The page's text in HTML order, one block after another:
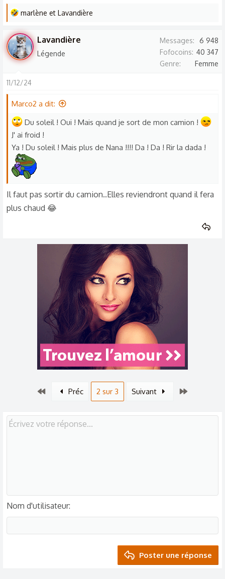
L
s
r
é
c
i
o
n
s
marlène et Lavandière
Lavandière
Légende
Messages
6 948
Fofocoins 40 347
Genre
Femme
11/12/24
Marco2 a dit:
Du soleil ! Oui ! Mais quand je sort de mon camion !
J' ai froid !
Ya ! Du soleil ! Mais plus de Nana !!!! Da ! Da ! Rir la dada !
Il faut pas sortir du camion..Elles reviendront quand il fera
plus chaud 😂
PremierPréc 2 sur 3 Suivant
Nom d'utilisateur
Poster une réponse